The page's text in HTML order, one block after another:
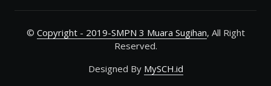
© Copyright - 2019-SMPN 3 Muara Sugihan, All Right
Reserved.
Designed By MySCH.id